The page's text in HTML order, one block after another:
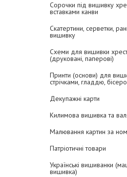
Сорочки під вишивку
вставками канви
Скатертини, серветки,
вишивку
Схеми для вишивки
(друковані, паперові)
Принти (основи) для
стрічками, гладдю,
Декупажні карти
Килимова вишивка та
Малювання картин за
Патріотичні товари
Українські вишиванки
вишивка)